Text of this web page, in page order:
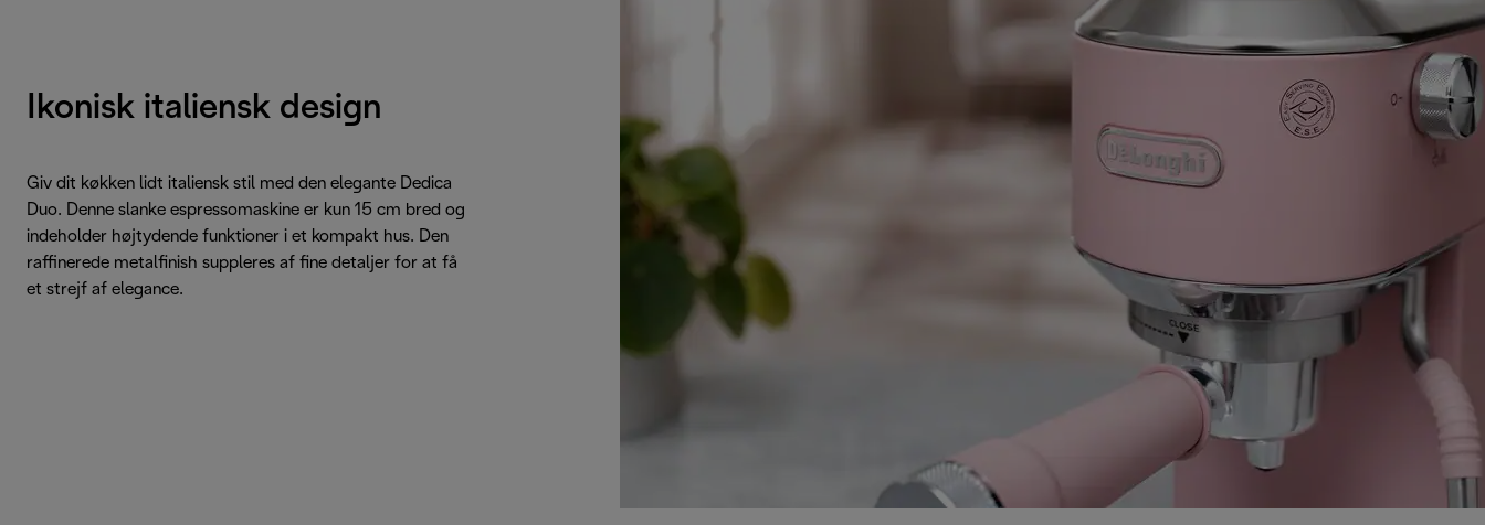
Ikonisk italiensk design
Giv dit køkken lidt italiensk stil med den elegante Dedica
Duo. Denne slanke espressomaskine er kun 15 cm bred og
indeholder højtydende funktioner i et kompakt hus. Den
raffinerede metalfinish suppleres af fine detaljer for at få
et strejf af elegance.